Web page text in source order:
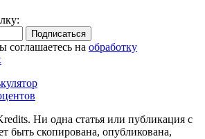
соглашаетесь на обработку
Ни одна статья или публикация с
быть скопирована, опубликована,